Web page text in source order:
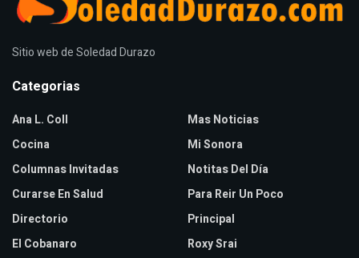
Sitio web de Soledad Durazo
Categorias
Ana L. Coll
Cocina
Columnas Invitadas
Curarse En Salud
Directorio
El Cobanaro
Mas Noticias
Mi Sonora
Notitas Del Día
Para Reir Un Poco
Principal
Roxy Srai